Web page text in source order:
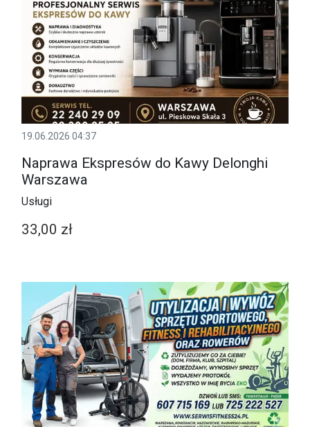
19.06.2026 04:37
Naprawa Ekspresów do Kawy Delonghi
Warszawa
Usługi
33,00 zł